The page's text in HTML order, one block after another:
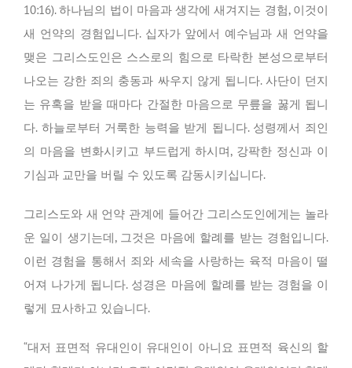
10:16). 하나님의 법이 마음과 생각에 새겨지는 경험, 이것이
새 언약의 경험입니다. 십자가 앞에서 예수님과 새 언약을
맺은 그리스도인은 스스로의 힘으로 타락한 본성으로부터
나오는 강한 죄의 충동과 싸우지 않게 됩니다. 사단이 던지
는 유혹을 받을 때마다 간절한 마음으로 무릎을 꿇게 됩니
다. 하늘로부터 거룩한 능력을 받게 됩니다. 성령께서 죄인
의 마음을 변화시키고 부드럽게 하시며, 강팍한 정신과 이
기심과 교만을 버릴 수 있도록 감동시키십니다.
그리스도와 새 언약 관계에 들어간 그리스도인에게는 놀라
운 일이 생기는데, 그것은 마음에 할례를 받는 경험입니다.
이런 경험을 통해서 죄와 세속을 사랑하는 육적 마음이 떨
어져 나가게 됩니다. 성경은 마음에 할례를 받는 경험을 이
렇게 묘사하고 있습니다.
“대저 표면적 유대인이 유대인이 아니요 표면적 육신의 할